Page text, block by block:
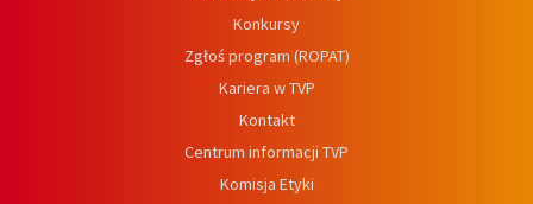
Konkursy
Zgłoś program (ROPAT)
Kariera w TVP
Kontakt
Centrum informacji TVP
Komisja Etyki